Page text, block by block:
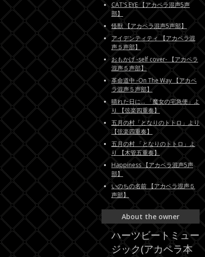
CAT'S EYE 【アカペラ混声5声
部】
怪獣 【アカペラ混声5声部】
アイデンティティ 【アカペラ混
声５声部】
おもかげ -self cover- 【アカペラ
混声５声部】
革命道中 -On The Way 【アカペ
ラ混声５声部】
晴れた日に... 「魔女の宅急便」よ
り 【弦楽四重奏】
五月の村「となりのトトロ」より
【弦楽四重奏】
五月の村 「となりのトトロ」よ
り 【木管五重奏】
Happiness 【アカペラ混声5声
部】
いのちの名前 【アカペラ混声５
声部】
About the owner
ハーツビートミュー
ジック(アカペラ本